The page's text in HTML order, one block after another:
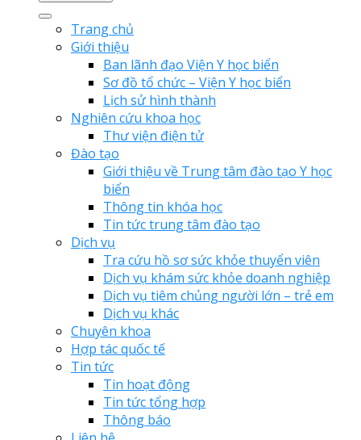
Trang chủ
Giới thiệu
Ban lãnh đạo Viện Y học biển
Sơ đồ tổ chức – Viện Y học biển
Lịch sử hình thành
Nghiên cứu khoa học
Thư viện điện tử
Đào tạo
Giới thiệu về Trung tâm đào tạo Y học
biển
Thông tin khóa học
Tin tức trung tâm đào tạo
Dịch vụ
Tra cứu hồ sơ sức khỏe thuyển viên
Dịch vụ khám sức khỏe doanh nghiệp
Dịch vụ tiêm chủng người lớn – trẻ em
Dịch vụ khác
Chuyên khoa
Hợp tác quốc tế
Tin tức
Tin hoạt động
Tin tức tổng hợp
Thông báo